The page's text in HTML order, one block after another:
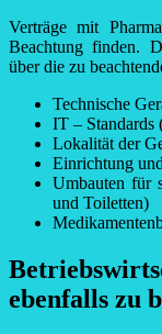
Verträge mit
Beachtung finden.
über die zu
Technische
IT – Standards
Lokalität der
Einrichtung
Umbauten für
und Toiletten)
ebenfalls zu